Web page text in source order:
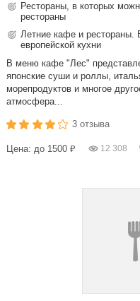
Рестораны, в которых
рестораны
Летние кафе и рестораны.
европейской кухни
В меню кафе "Лес"
японские суши и роллы,
морепродуктов и многое
атмосфера...
3 отзыва
Цена: до 1500 ₽ 12 308